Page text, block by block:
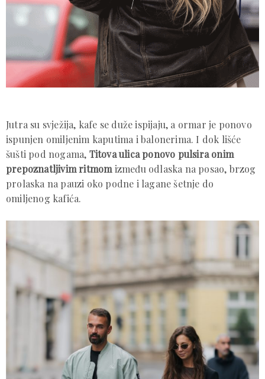
Jutra su svježija, kafe se duže ispijaju, a ormar je ponovo
ispunjen omiljenim kaputima i balonerima. I dok lišće
šušti pod nogama, Titova ulica ponovo pulsira onim
prepoznatljivim ritmom između odlaska na posao, brzog
prolaska na pauzi oko podne i lagane šetnje do
omiljenog kafića.